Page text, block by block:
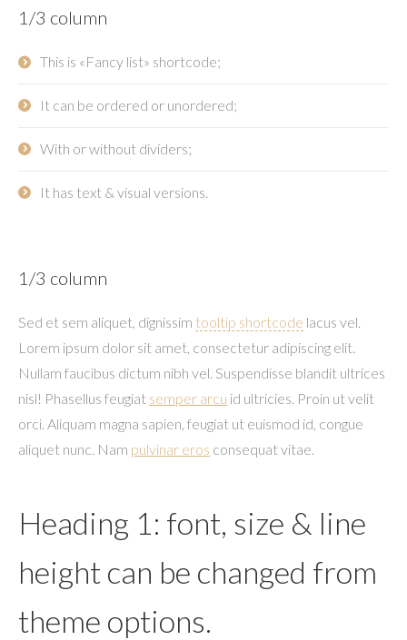
1/3 column
This is «Fancy list» shortcode;
It can be ordered or unordered;
With or without dividers;
It has text & visual versions.
1/3 column
Sed et sem aliquet, dignissim tooltip shortcode lacus vel.
Lorem ipsum dolor sit amet, consectetur adipiscing elit.
Nullam faucibus dictum nibh vel. Suspendisse blandit ultrices
nisl! Phasellus feugiat semper arcu id ultricies. Proin ut velit
orci. Aliquam magna sapien, feugiat ut euismod id, congue
aliquet nunc. Nam pulvinar eros consequat vitae.
Heading 1: font, size & line
height can be changed from
theme options.